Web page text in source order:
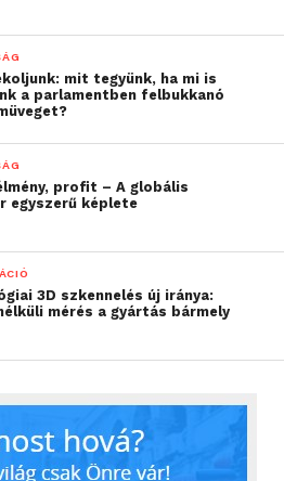
mit tegyünk, ha mi is
a parlamentben felbukkanó
profit – A globális
egyszerű képlete
3D szkennelés új iránya:
mérés a gyártás bármely